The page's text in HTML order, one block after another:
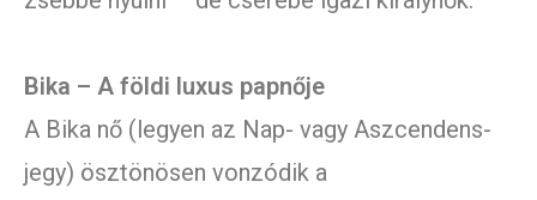
Bika – A földi luxus papnője
A Bika nő (legyen az Nap- vagy Aszcendens-
jegy) ösztönösen vonzódik a